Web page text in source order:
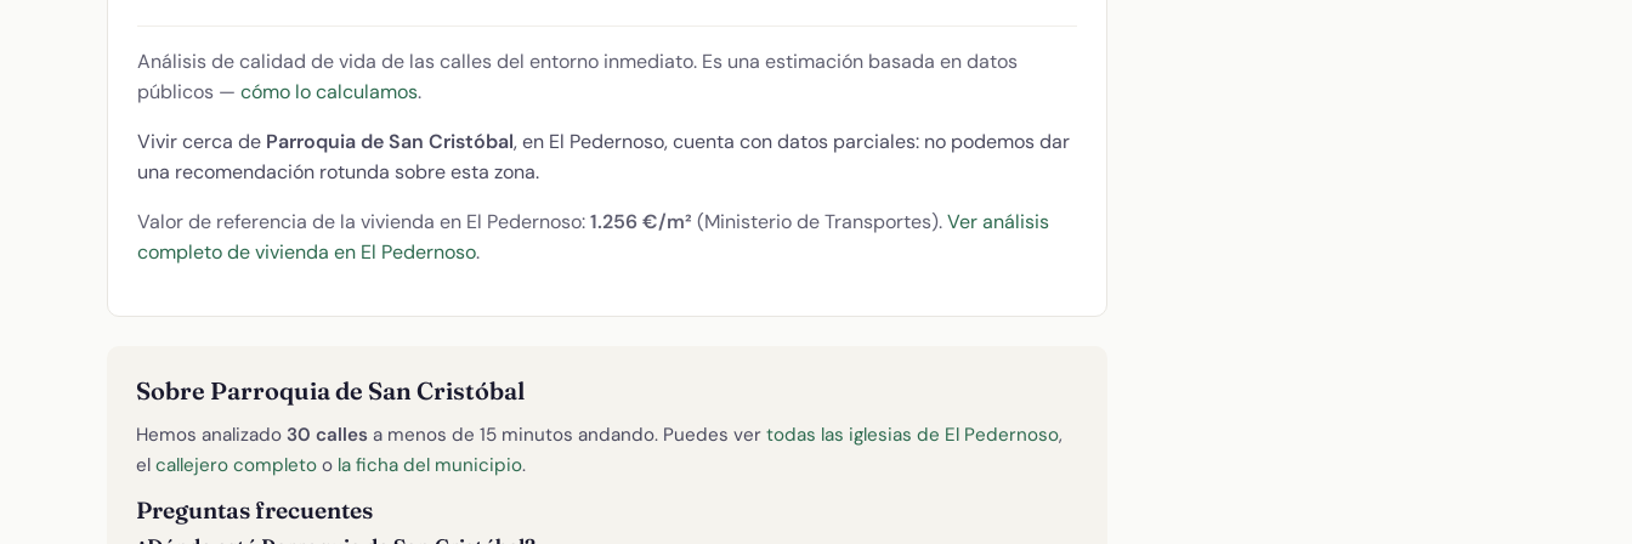
Análisis de calidad de vida de las calles del entorno inmediato. Es una estimación basada en datos
públicos — cómo lo calculamos.
Vivir cerca de Parroquia de San Cristóbal, en El Pedernoso, cuenta con datos parciales: no podemos dar
una recomendación rotunda sobre esta zona.
Valor de referencia de la vivienda en El Pedernoso:1.256 €/m² (Ministerio de Transportes).Ver análisis
completo de vivienda en El Pedernoso.
Sobre Parroquia de San Cristóbal
Hemos analizado 30 calles a menos de 15 minutos andando. Puedes ver todas las iglesias de El Pedernoso,
el callejero completo o la ficha del municipio.
Preguntas frecuentes